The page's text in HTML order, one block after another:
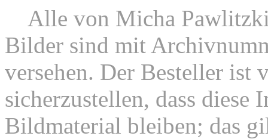
Alle von Micha
Bilder sind mit
versehen. Der Besteller ist
sicherzustellen, dass diese
Bildmaterial bleiben; das